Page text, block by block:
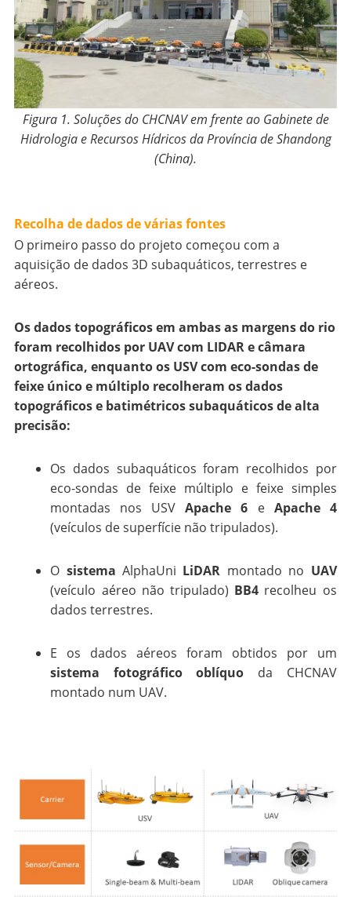
Figura 1. Soluções do CHCNAV em frenteao Gabinete de
Hidrologia e Recursos Hídricos da Província de Shandong
(China).
Recolha de dados de várias fontes
O primeiro passo do projeto começou com a
aquisição de dados 3D subaquáticos, terrestres e
aéreos.
Os dados topográficos em ambas as margens do rio
foram recolhidos por UAV com LIDAR e câmara
ortográfica, enquanto os USV com eco-sondas de
feixe único e múltiplo recolheram os dados
topográficos e batimétricos subaquáticos de alta
precisão:
Os dados subaquáticos foram recolhidos por
eco-sondas de feixe múltiplo e feixe simples
montadas nos USVApache 6 e Apache 4
(veículos de superfície não tripulados).
O sistema AlphaUni LiDAR montado no UAV
(veículo aéreo não tripulado) BB4 recolheu os
dados terrestres.
E os dados aéreos foram obtidos por um
sistema fotográfico oblíquo da CHCNAV
montado num UAV.